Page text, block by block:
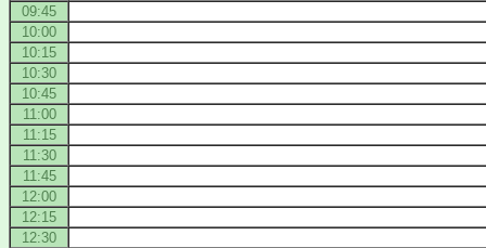
09:45
10:00
10:15
10:30
10:45
11:00
11:15
11:30
11:45
12:00
12:15
12:30